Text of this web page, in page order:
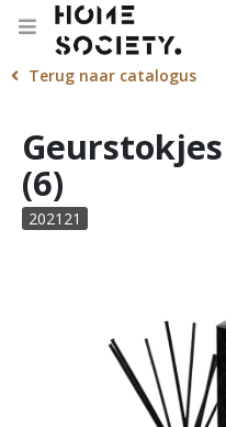
Terug naar catalogus
(6)
202121